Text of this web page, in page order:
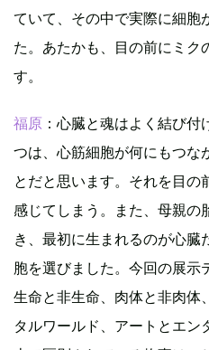
ていて、その中で実際に細胞
た。あたかも、目の前にミク
す。
福原 ：心臓と魂はよく結び
つは、心筋細胞が何にもつな
とだと思います。それを目の
感じてしまう。また、母親の
き、最初に生まれるのが心臓
胞を選びました。今回の展示
生命と非生命、肉体と非肉体
タルワールド、アートとエ